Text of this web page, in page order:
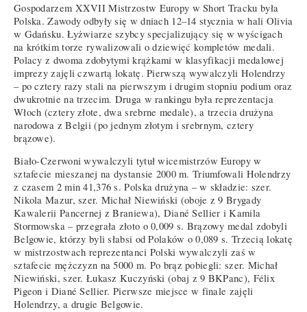
Gospodarzem XXVII Mistrzostw Europy w Short Tracku była
Polska. Zawody odbyły się w dniach 12–14 stycznia w hali Olivia
w Gdańsku. Łyżwiarze szybcy specjalizujący się w wyścigach
na krótkim torze rywalizowali o dziewięć kompletów medali.
Polacy z dwoma zdobytymi krążkami w klasyfikacji medalowej
imprezy zajęli czwartą lokatę. Pierwszą wywalczyli Holendrzy
– po cztery razy stali na pierwszym i drugim stopniu podium oraz
dwukrotnie na trzecim. Druga w rankingu była reprezentacja
Włoch (cztery złote, dwa srebrne medale), a trzecia drużyna
narodowa z Belgii (po jednym złotym i srebrnym, cztery
brązowe).
Biało-Czerwoni wywalczyli tytuł wicemistrzów Europy w
sztafecie mieszanej na dystansie 2000 m. Triumfowali Holendrzy
z czasem 2 min 41,376 s. Polska drużyna – w składzie: szer.
Nikola Mazur, szer. Michał Niewiński (oboje z 9 Brygady
Kawalerii Pancernej z Braniewa), Diané Sellier i Kamila
Stormowska – przegrała złoto o 0,009 s. Brązowy medal zdobyli
Belgowie, którzy byli słabsi od Polaków o 0,089 s. Trzecią lokatę
w mistrzostwach reprezentanci Polski wywalczyli zaś w
sztafecie mężczyzn na 5000 m. Po brąz pobiegli: szer. Michał
Niewiński, szer. Łukasz Kuczyński (obaj z 9 BKPanc), Félix
Pigeon i Diané Sellier. Pierwsze miejsce w finale zajęli
Holendrzy, a drugie Belgowie.